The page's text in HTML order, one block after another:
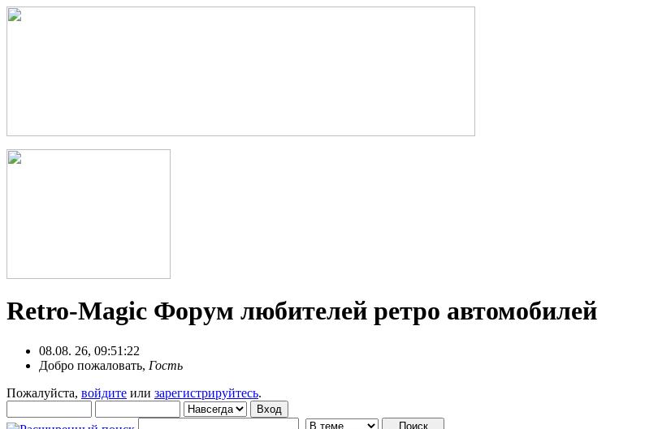
Retro-Magic Форум любителей ретро автомобилей
08.08. 26, 09:51:22
Добро пожаловать, Гость
Пожалуйста, войдите или зарегистрируйтесь.